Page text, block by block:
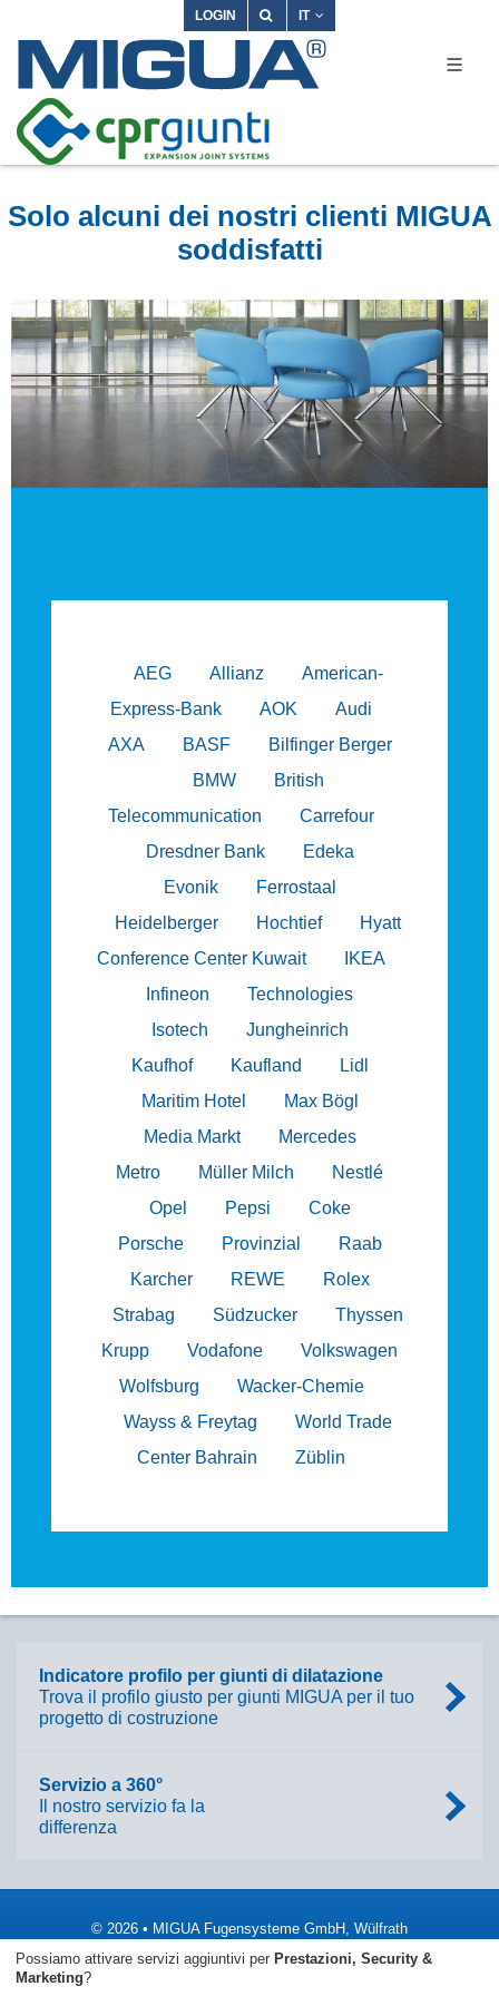
LOGIN IT
Solo alcuni dei nostri clienti MIGUA
soddisfatti
AEG Allianz
American-
Express-Bank
AOK
Audi
AXA
BASF
Bilfinger Berger
BMW
British
Telecommunication
Carrefour
Dresdner Bank
Edeka
Evonik
Ferrostaal
Heidelberger
Hochtief
Hyatt
Conference Center Kuwait
IKEA
Infineon
Technologies
Isotech
Jungheinrich
Kaufhof
Kaufland
Lidl
Maritim Hotel
Max Bögl
Media Markt
Mercedes
Metro
Müller Milch
Nestlé
Opel
Pepsi
Coke
Porsche
Provinzial
Raab
Karcher
REWE
Rolex
Strabag
Südzucker
Thyssen
Krupp
Vodafone
Volkswagen
Wolfsburg
Wacker-Chemie
Wayss & Freytag
World Trade
Center Bahrain
Züblin
Indicatore profilo per giunti di dilatazione
Trova il profilo giusto per giunti MIGUA per il tuo
progetto di costruzione
Servizio a 360°
Il nostro servizio fa la
differenza
© 2026 • MIGUA Fugensysteme GmbH, Wülfrath
Possiamo attivare servizi aggiuntivi per Prestazioni, Security &
Marketing?